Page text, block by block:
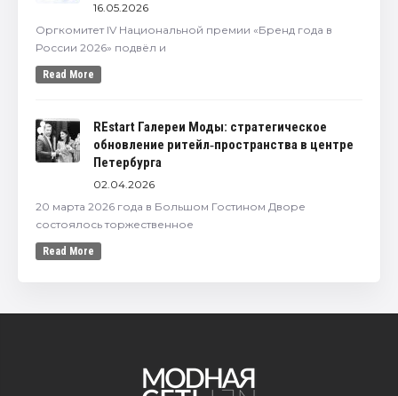
16.05.2026
Оргкомитет IV Национальной премии «Бренд года в
России 2026» подвёл и
Read More
REstart Галереи Моды: стратегическое
обновление ритейл‑пространства в центре
Петербурга
02.04.2026
20 марта 2026 года в Большом Гостином Дворе
состоялось торжественное
Read More